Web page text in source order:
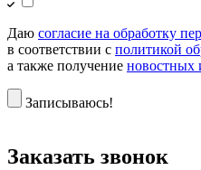
Даю согласие на обработку
в соответствии с политикой
а также получение новостных
Записываюсь!
Заказать звонок